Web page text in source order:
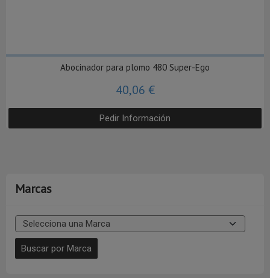
Marcas
Abocinador para plomo 480 Super-Ego
40,06 €
Pedir Información